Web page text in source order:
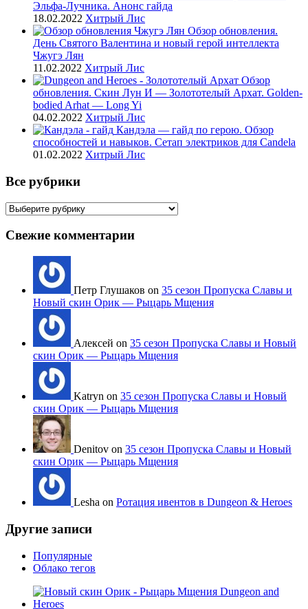
Эльфа-Лучника. Анонс гайда
18.02.2022 Хитрый Лис
Обзор обновления.
День Святого Валентина и новый герой интеллекта
Чжугэ Лян
11.02.2022 Хитрый Лис
Обзор
обновления. Скин Лун И — Золототелый Архат. Golden-
bodied Arhat — Long Yi
04.02.2022 Хитрый Лис
Кандэла — гайд по герою. Обзор
способностей и навыков. Сетап электриков для Candela
01.02.2022 Хитрый Лис
Все рубрики
Все
Свежие комментарии
Петр Глушаков on 35 сезон Пропуска Славы и
Новый скин Орик — Рыцарь Мщения
Алексей on 35 сезон Пропуска Славы и Новый
скин Орик — Рыцарь Мщения
Katryn on 35 сезон Пропуска Славы и Новый
скин Орик — Рыцарь Мщения
Denitov on 35 сезон Пропуска Славы и Новый
скин Орик — Рыцарь Мщения
Lesha on Ротация ивентов в Dungeon & Heroes
Другие записи
Популярные
Облако тегов